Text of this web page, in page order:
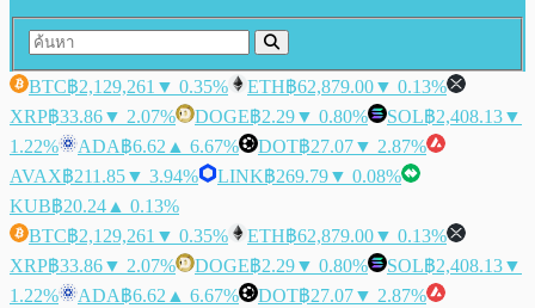
BTC฿2,129,261 ▼ 0.35% ETH฿62,879.00▼ 0.13%
XRP฿33.86▼ 2.07% DOGE฿2.29▼ 0.80% SOL฿2,408.13▼
1.22%
ADA฿6.62 ▲ 6.67% DOT฿27.07▼ 2.87%
AVAX฿211.85▼ 3.94% LINK฿269.79▼ 0.08%
KUB฿20.24 ▲ 0.13%
BTC฿2,129,261 ▼ 0.35% ETH฿62,879.00▼ 0.13%
XRP฿33.86▼ 2.07% DOGE฿2.29▼ 0.80% SOL฿2,408.13▼
1.22%
ADA฿6.62 ▲ 6.67% DOT฿27.07▼ 2.87%